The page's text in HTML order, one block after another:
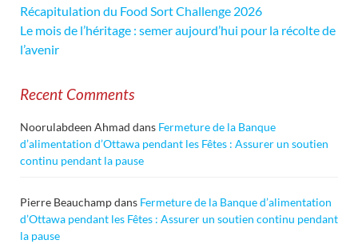
Récapitulation du Food Sort Challenge 2026
Le mois de l’héritage : semer aujourd’hui pour la récolte de
l’avenir
Recent Comments
Noorulabdeen Ahmad dans Fermeture de la Banque
d’alimentation d’Ottawa pendant les Fêtes : Assurer un soutien
continu pendant la pause
Pierre Beauchampdans Fermeture de la Banque d’alimentation
d’Ottawa pendant les Fêtes : Assurer un soutien continu pendant
la pause